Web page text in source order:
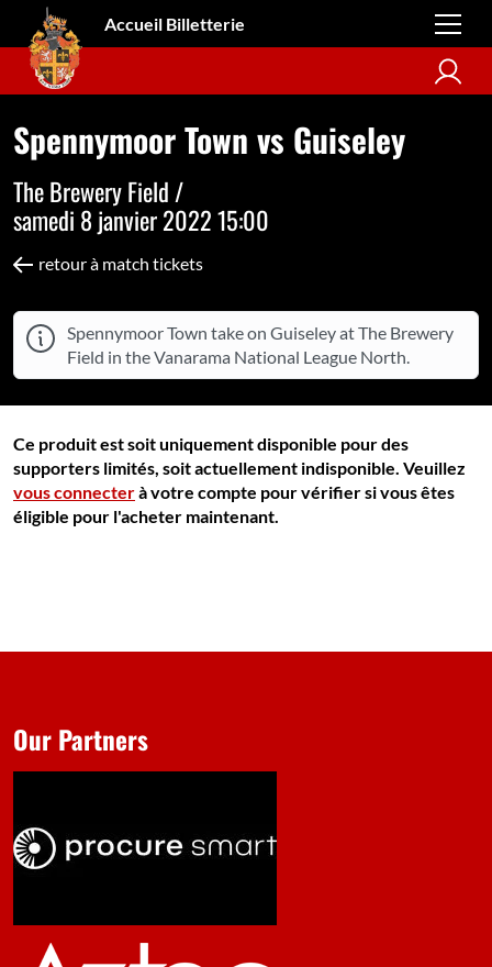
Accueil Billetterie
Spennymoor Town vs Guiseley
The Brewery Field /
samedi 8 janvier 2022 15:00
retour à match tickets
Spennymoor Town take on Guiseley at The Brewery
Field in the Vanarama National League North.
Ce produit est soit uniquement disponible pour des
supporters limités, soit actuellement indisponible. Veuillez
vous connecterà votre compte pour vérifier si vous êtes
éligible pour l'acheter maintenant.
Our Partners